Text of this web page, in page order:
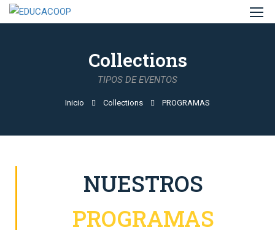
Collections
TIPOS DE EVENTOS
Inicio Collections PROGRAMAS
NUESTROS
PROGRAMAS